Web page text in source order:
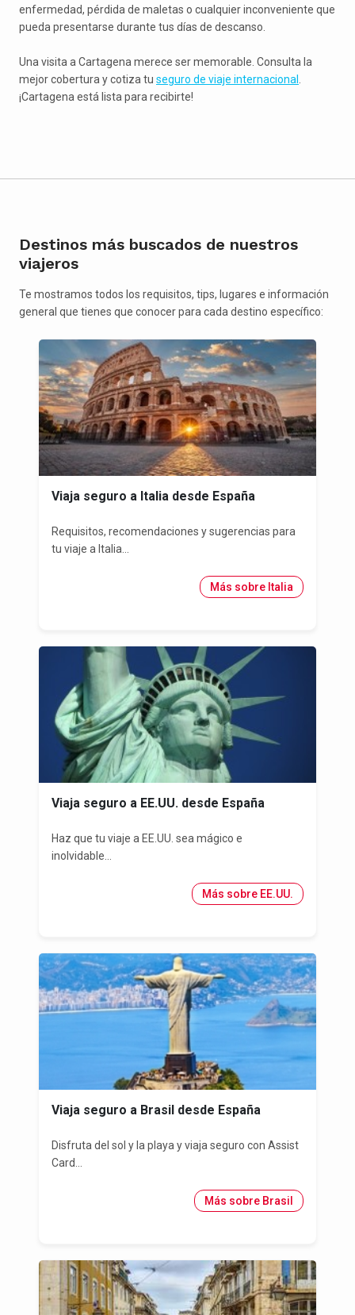
enfermedad, pérdida de maletas o cualquier inconveniente que
pueda presentarse durante tus días de descanso.
Una visita a Cartagena merece ser memorable. Consulta la
mejor cobertura y cotiza tu seguro de viaje internacional
¡Cartagena está lista para recibirte!
Destinos más buscados de nuestros
viajeros
Te mostramos todos los requisitos, tips, lugares e información
general que tienes que conocer para cada destino específico:
Viaja seguro a Italia desde España
Requisitos, recomendaciones y sugerencias para
tu viaje a Italia...
Más sobre Italia
Viaja seguro a EE.UU. desde España
Haz que tu viaje a EE.UU. sea mágico e
inolvidable...
Más sobre EE.UU.
Viaja seguro a Brasil desde España
Disfruta del sol y la playa y viaja seguro con Assist
Card...
Más sobre Brasil